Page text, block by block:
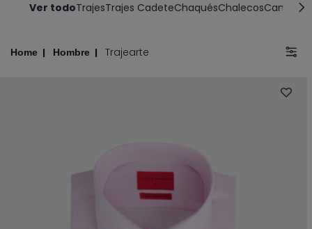
Ver todoTrajesTrajes CadeteChaquésChalecosCamisas
Trajearte
Hombre
Home